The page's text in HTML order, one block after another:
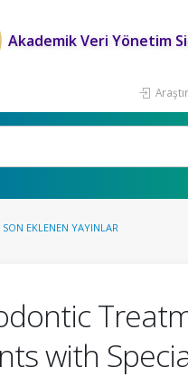
Akademik Veri Yönetim
SON EKLENEN YAYINLAR
with